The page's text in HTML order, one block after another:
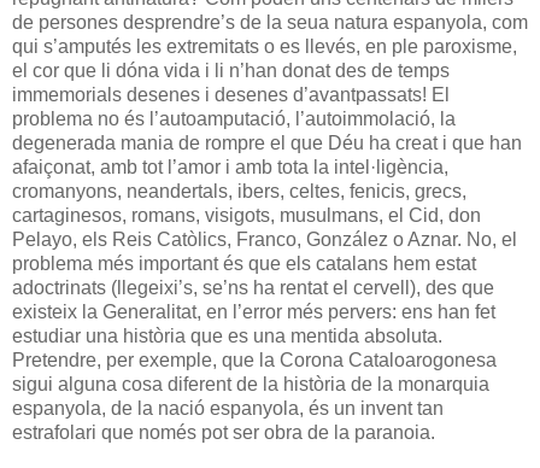
de persones desprendre’s de la seua natura espanyola, com
qui s’amputés les extremitats o es llevés, en ple paroxisme,
el cor que li dóna vida i li n’han donat des de temps
immemorials desenes i desenes d’avantpassats! El
problema no és l’autoamputació, l’autoimmolació, la
degenerada mania de rompre el que Déu ha creat i que han
afaiçonat, amb tot l’amor i amb tota la intel·ligència,
cromanyons, neandertals, ibers, celtes, fenicis, grecs,
cartaginesos, romans, visigots, musulmans, el Cid, don
Pelayo, els Reis Catòlics, Franco, González o Aznar. No, el
problema més important és que els catalans hem estat
adoctrinats (llegeixi’s, se’ns ha rentat el cervell), des que
existeix la Generalitat, en l’error més pervers: ens han fet
estudiar una història que es una mentida absoluta.
Pretendre, per exemple, que la Corona Cataloarogonesa
sigui alguna cosa diferent de la història de la monarquia
espanyola, de la nació espanyola, és un invent tan
estrafolari que només pot ser obra de la paranoia.